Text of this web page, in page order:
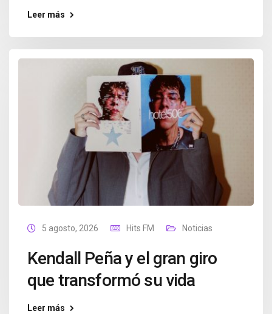
Leer más
5 agosto, 2026 Hits FM Noticias
Kendall Peña y el gran giro
que transformó su vida
Leer más